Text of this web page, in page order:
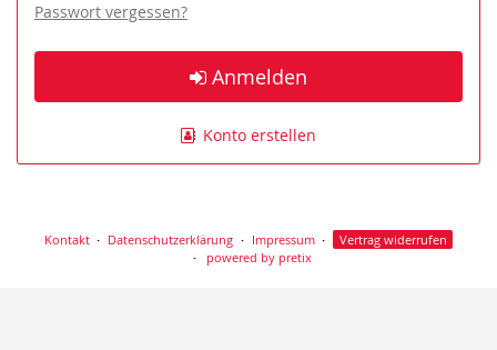
Passwort vergessen?
Anmelden
Konto erstellen
Kontakt Datenschutzerklärung Impressum
Vertrag widerrufen
powered by pretix